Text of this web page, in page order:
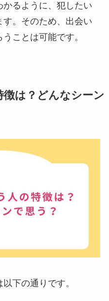
るように、犯したい
す。そのため、出会い
ことは可能です。
は？どんなシーン
下の通りです。